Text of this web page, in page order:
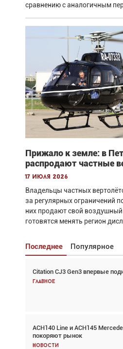
сравнению с аналогичным
Прижало к земле: в
распродают частные
17 июля 2026
Владельцы частных
за регулярных ограничений
них продают свой
готовятся менять регион
Последнее Популярное
Citation CJ3 Gen3 впервые
Главное
ACH140 Line и ACH145
покоряют рынок
Новости
Взгляд с высоты: тандем
спасательных операциях
Авиационный фотограф Дэйв
говорит сама за себя... а ИИ
Новости